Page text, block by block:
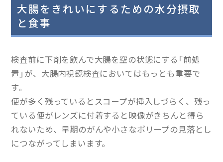
大腸をきれいにするための水分摂取
と食事
検査前に下剤を飲んで大腸を空の状態にする「前処
置」が、大腸内視鏡検査においてはもっとも重要で
す。
便が多く残っているとスコープが挿入しづらく、残っ
ている便がレンズに付着すると映像がきちんと得ら
れないため、早期のがんや小さなポリープの見落とし
につながってしまいます。